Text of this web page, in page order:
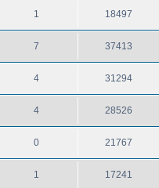
1 18497
7 37413
4 31294
4 28526
0 21767
1 17241